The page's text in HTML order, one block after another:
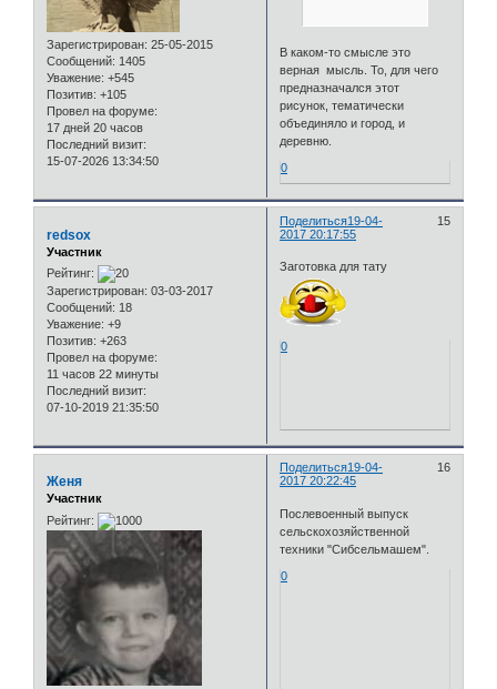
Зарегистрирован: 25-05-2015
Сообщений: 1405
Уважение: +545
Позитив: +105
Провел на форуме:
17 дней 20 часов
Последний визит:
15-07-2026 13:34:50
В каком-то смысле это
верная мысль. То, для чего
предназначался этот
рисунок, тематически
объединяло и город, и
деревню.
0
Поделиться 15
19-04-
2017 20:17:55
redsox
Участник
Рейтинг:
Зарегистрирован: 03-03-2017
Сообщений: 18
Уважение: +9
Позитив: +263
Провел на форуме:
11 часов 22 минуты
Последний визит:
07-10-2019 21:35:50
Заготовка для тату
0
Поделиться 16
19-04-
2017 20:22:45
Женя
Участник
Рейтинг:
Послевоенный выпуск
сельскохозяйственной
техники "Сибсельмашем".
0